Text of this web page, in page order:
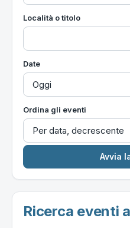
Località o titolo
Date
Ordina gli eventi
Ricerca eventi